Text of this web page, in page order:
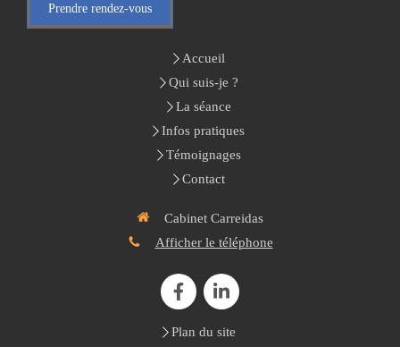
Prendre rendez-vous
Accueil
Qui suis-je ?
La séance
Infos pratiques
Témoignages
Contact
Cabinet Carreidas
Afficher le téléphone
Plan du site